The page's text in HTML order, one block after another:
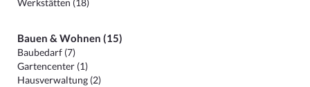
Werkstätten (18)
Bauen & Wohnen (15)
Baubedarf (7)
Gartencenter (1)
Hausverwaltung (2)